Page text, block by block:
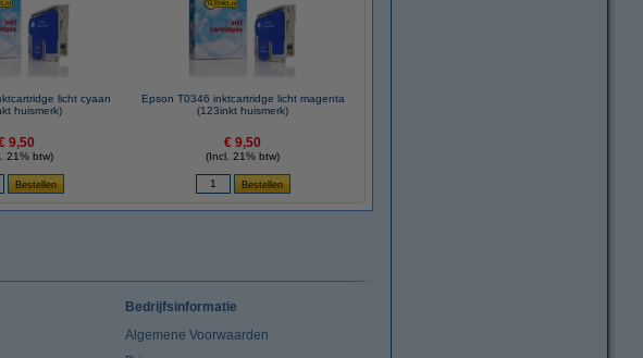
licht cyaan
huismerk)
9,50
21% btw)
Epson T0346 inktcartridge licht magenta
(123inkt huismerk)
€ 9,50
(Incl. 21% btw)
Bedrijfsinformatie
Algemene Voorwaarden